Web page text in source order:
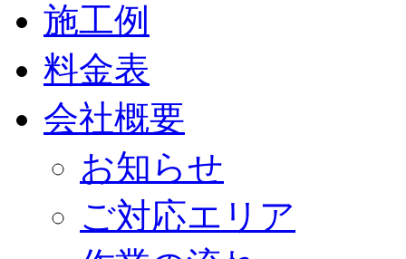
施工例
料金表
会社概要
お知らせ
ご対応エリア